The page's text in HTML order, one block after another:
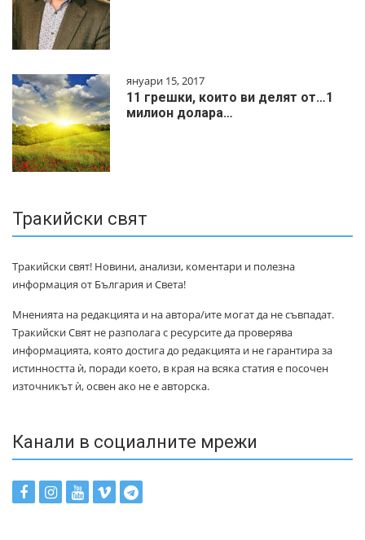
януари 15, 2017
11 грешки, които ви делят от…1
милиoн дoлapa…
Тракийски свят
Тракийски свят! Новини, анализи, коментари и полезна
информация от България и Света!
Мненията на редакцията и на автора/ите могат да не съвпадат.
Тракийски Свят не разполага с ресурсите да проверява
информацията, която достига до редакцията и не гарантира за
истинността ѝ, поради което, в края на всяка статия е посочен
източникът ѝ, освен ако не е авторска.
Канали в социалните мрежи